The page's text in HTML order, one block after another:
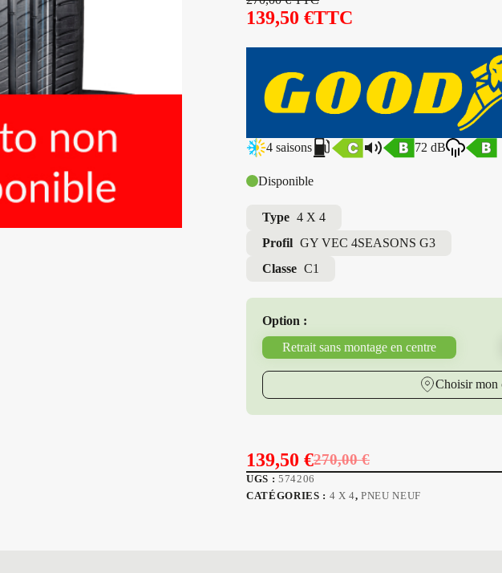
139,50€TTC
4 saisons 72 dB
Disponible
Type 4 X 4
Profil GY VEC 4SEASONS G3
Classe C1
Option :
Retrait sans montage en centre
Choisir mon
270,00€
Le
prix
139,50€
Le
prix
UGS : 574206
CATÉGORIES : 4 X 4,PNEU NEUF